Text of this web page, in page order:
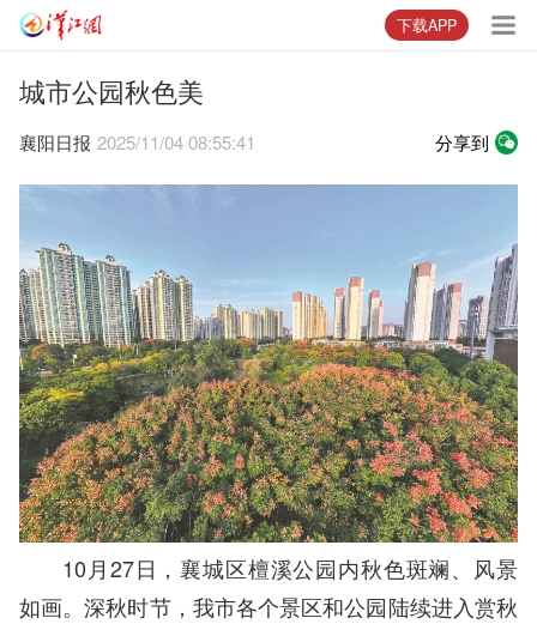
下载APP
城市公园秋色美
襄阳日报 2025/11/04 08:55:41 分享到
10月27日，襄城区檀溪公园内秋色斑斓、风景
如画。深秋时节，我市各个景区和公园陆续进入赏秋